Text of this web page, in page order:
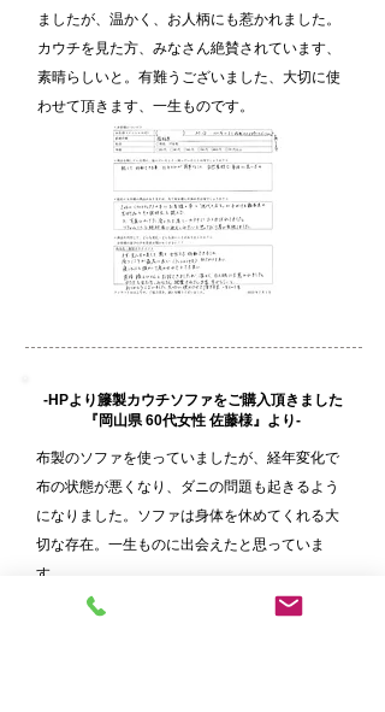
ましたが、温かく、お人柄にも惹かれました。
カウチを見た方、みなさん絶賛されています、
素晴らしいと。有難うございました、大切に使
わせて頂きます、一生ものです。
-HPより籐製カウチソファをご購入頂きました
『岡山県 60代女性 佐藤様』より-
布製のソファを使っていましたが、経年変化で
布の状態が悪くなり、ダニの問題も起きるよう
になりました。ソファは身体を休めてくれる大
切な存在。一生ものに出会えたと思っていま
す。
​ まだ届いたばかりですが、この暑い時期を快